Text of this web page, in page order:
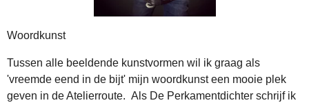
Woordkunst
Tussen alle beeldende kunstvormen wil ik graag als
'vreemde eend in de bijt' mijn woordkunst een mooie plek
geven in de Atelierroute. Als De Perkamentdichter schrijf ik